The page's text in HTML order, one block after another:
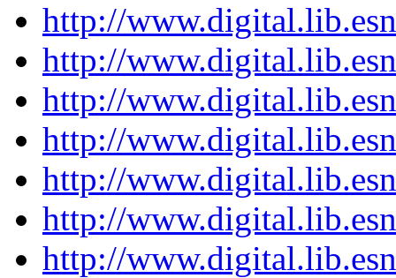
http://
http://
http://
http://
http://
http://
http://